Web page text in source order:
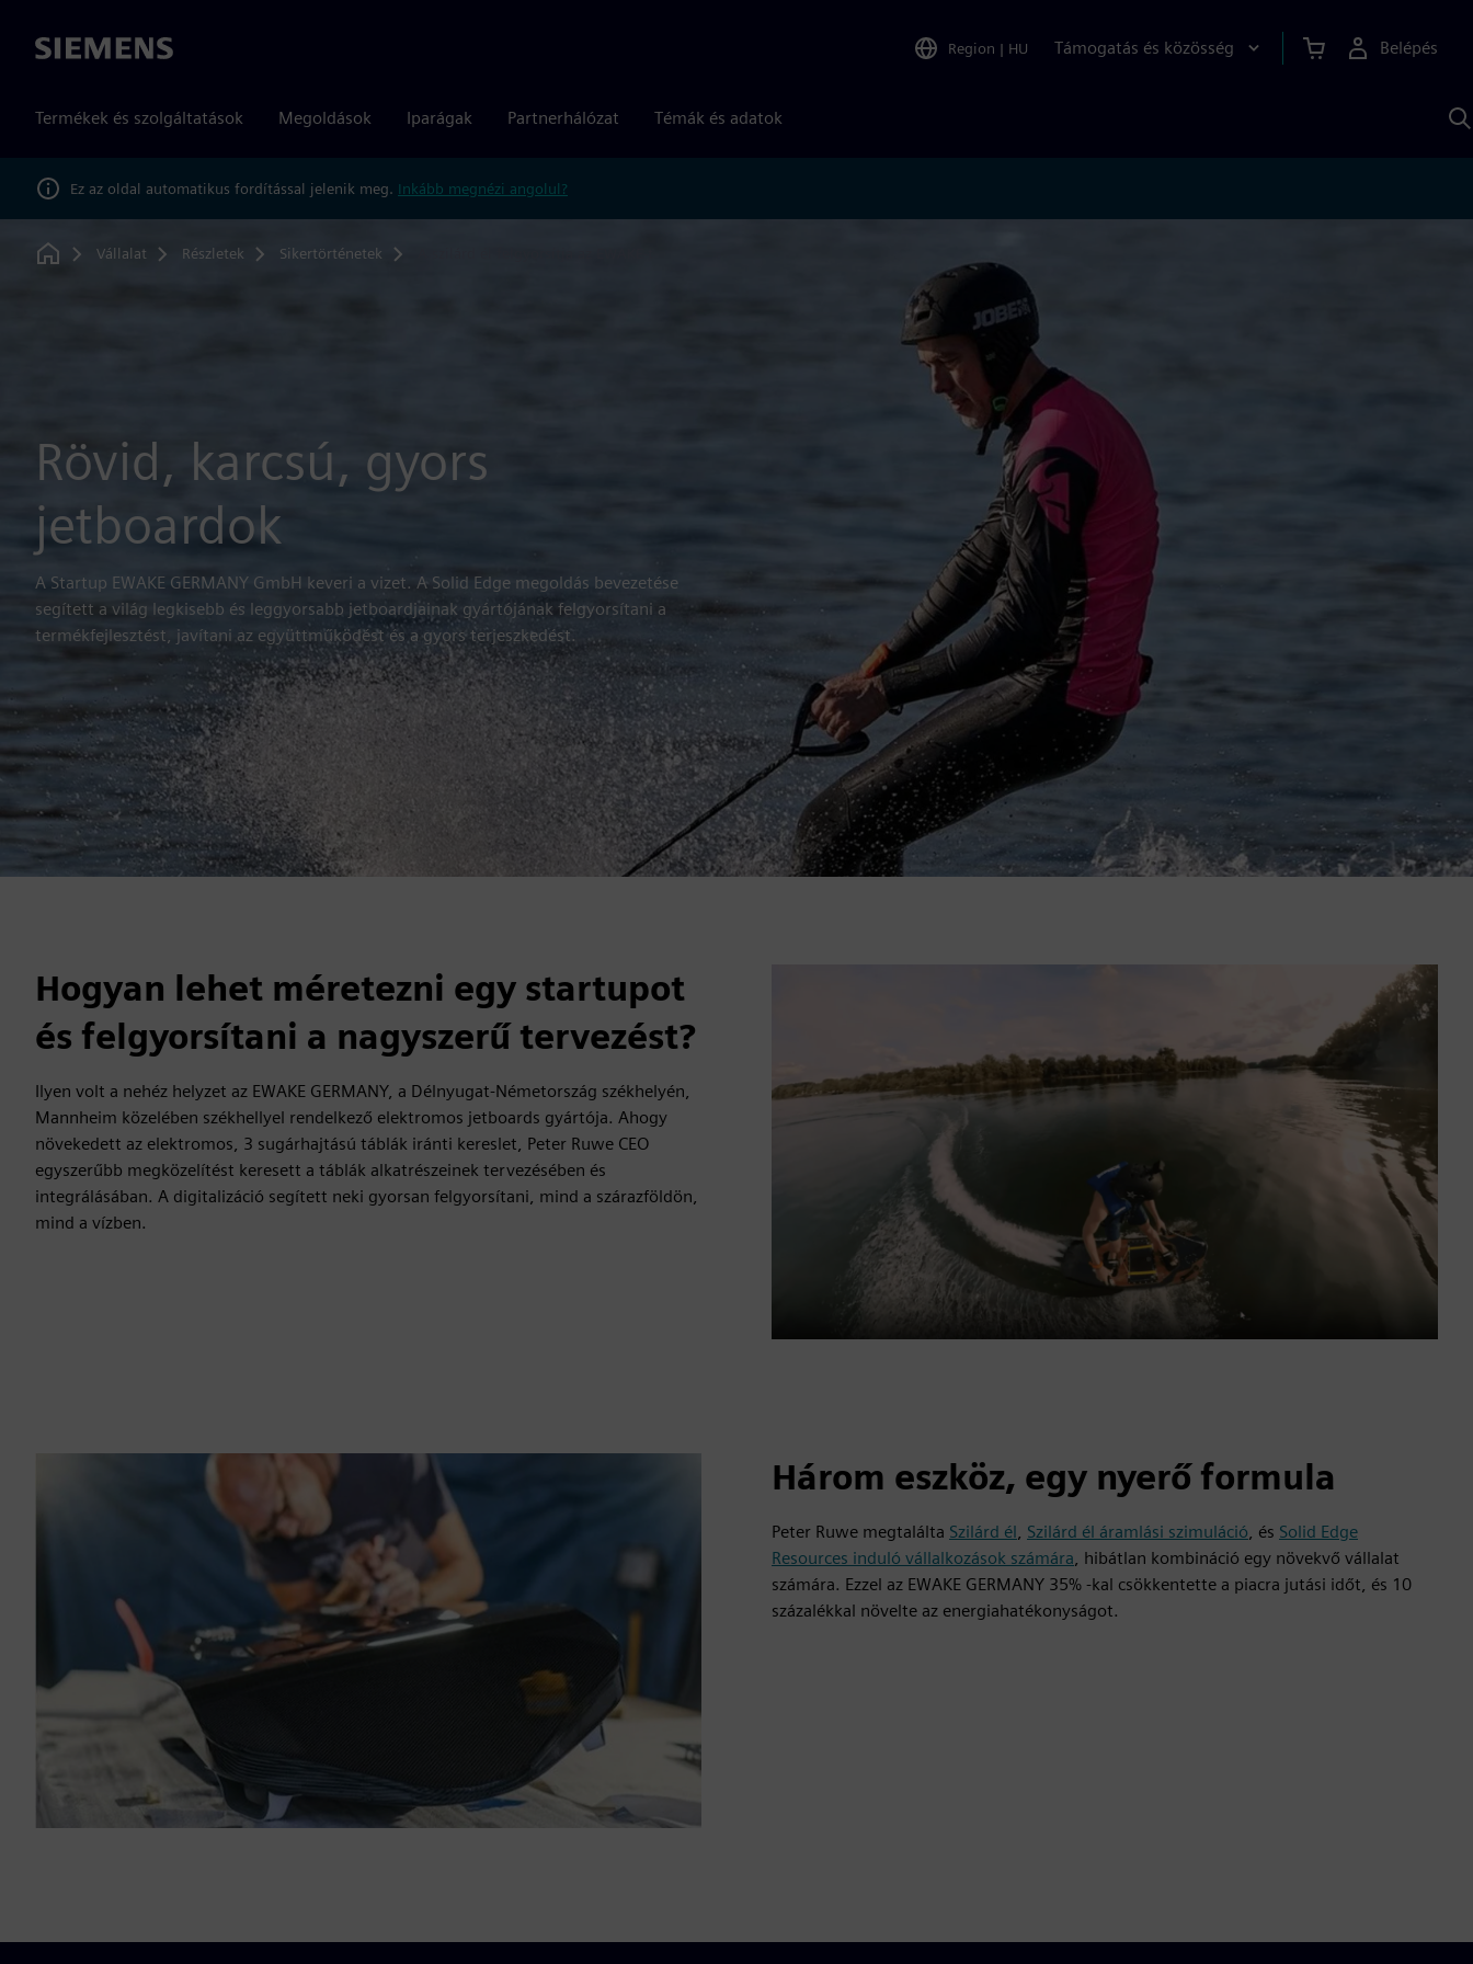
Siemens Region | HU Támogatás és közösség Belépés
Termékek és szolgáltatások Megoldások Iparágak Partnerhálózat Témák és adatok
Ez az oldal automatikus fordítással jelenik meg. Inkább megnézi angolul?
Home
Vállalat Részletek Sikertörténetek
Rövid, karcsú, gyors
jetboardok
A Startup EWAKE GERMANY GmbH keveri a vizet. A Solid Edge megoldás bevezetése
segített a világ legkisebb és leggyorsabb jetboardjainak gyártójának felgyorsítani a
termékfejlesztést, javítani az együttműködést és a gyors terjeszkedést.
Hogyan lehet méretezni egy startupot
és felgyorsítani a nagyszerű tervezést?
Ilyen volt a nehéz helyzet az EWAKE GERMANY, a Délnyugat-Németország székhelyén,
Mannheim közelében székhellyel rendelkező elektromos jetboards gyártója. Ahogy
növekedett az elektromos, 3 sugárhajtású táblák iránti kereslet, Peter Ruwe CEO
egyszerűbb megközelítést keresett a táblák alkatrészeinek tervezésében és
integrálásában. A digitalizáció segített neki gyorsan felgyorsítani, mind a szárazföldön,
mind a vízben.
Három eszköz, egy nyerő formula
Peter Ruwe megtalálta Szilárd él, Szilárd él áramlási szimuláció, és Solid Edge
Resources induló vállalkozások számára, hibátlan kombináció egy növekvő vállalat
számára. Ezzel az EWAKE GERMANY 35% -kal csökkentette a piacra jutási időt, és 10
százalékkal növelte az energiahatékonyságot.